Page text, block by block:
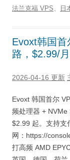
法兰克福 VPS、 日
Evoxt韩国首
路，$2.99/
2026-04-16 更新
Evoxt 韩国首尔
频处理器 + NVMe
$2.99 起。支持支
网：https://
打高频 AMD